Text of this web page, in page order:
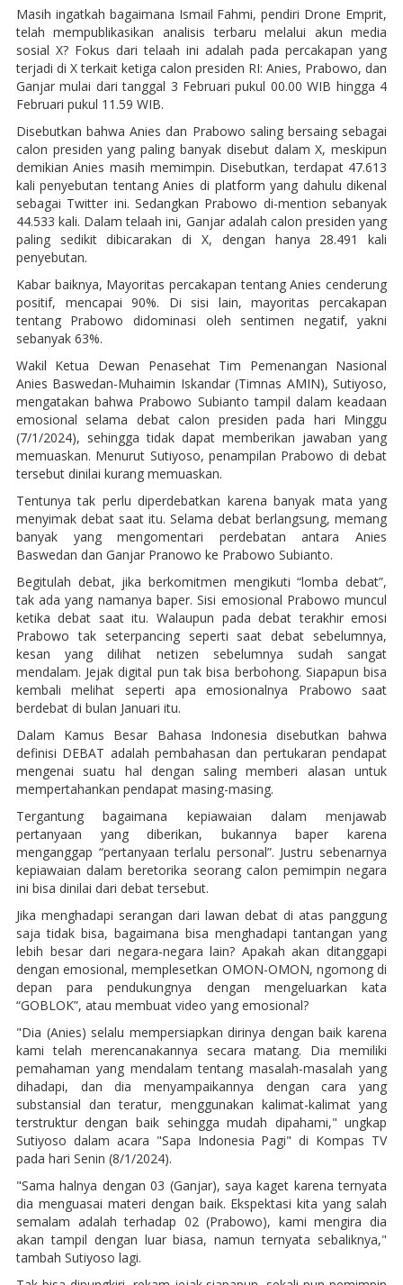
Masih ingatkah bagaimana Ismail Fahmi, pendiri Drone Emprit,
telah mempublikasikan analisis terbaru melalui akun media
sosial X? Fokus dari telaah ini adalah pada percakapan yang
terjadi di X terkait ketiga calon presiden RI: Anies, Prabowo, dan
Ganjar mulai dari tanggal 3 Februari pukul 00.00 WIB hingga 4
Februari pukul 11.59 WIB.
Disebutkan bahwa Anies dan Prabowo saling bersaing sebagai
calon presiden yang paling banyak disebut dalam X, meskipun
demikian Anies masih memimpin. Disebutkan, terdapat 47.613
kali penyebutan tentang Anies di platform yang dahulu dikenal
sebagai Twitter ini. Sedangkan Prabowo di-mention sebanyak
44.533 kali. Dalam telaah ini, Ganjar adalah calon presiden yang
paling sedikit dibicarakan di X, dengan hanya 28.491 kali
penyebutan.
Kabar baiknya, Mayoritas percakapan tentang Anies cenderung
positif, mencapai 90%. Di sisi lain, mayoritas percakapan
tentang Prabowo didominasi oleh sentimen negatif, yakni
sebanyak 63%.
Wakil Ketua Dewan Penasehat Tim Pemenangan Nasional
Anies Baswedan-Muhaimin Iskandar (Timnas AMIN), Sutiyoso,
mengatakan bahwa Prabowo Subianto tampil dalam keadaan
emosional selama debat calon presiden pada hari Minggu
(7/1/2024), sehingga tidak dapat memberikan jawaban yang
memuaskan. Menurut Sutiyoso, penampilan Prabowo di debat
tersebut dinilai kurang memuaskan.
Tentunya tak perlu diperdebatkan karena banyak mata yang
menyimak debat saat itu. Selama debat berlangsung, memang
banyak yang mengomentari perdebatan antara Anies
Baswedan dan Ganjar Pranowo ke Prabowo Subianto.
Begitulah debat, jika berkomitmen mengikuti “lomba debat”,
tak ada yang namanya baper. Sisi emosional Prabowo muncul
ketika debat saat itu. Walaupun pada debat terakhir emosi
Prabowo tak seterpancing seperti saat debat sebelumnya,
kesan yang dilihat netizen sebelumnya sudah sangat
mendalam. Jejak digital pun tak bisa berbohong. Siapapun bisa
kembali melihat seperti apa emosionalnya Prabowo saat
berdebat di bulan Januari itu.
Dalam Kamus Besar Bahasa Indonesia disebutkan bahwa
definisi DEBAT adalah pembahasan dan pertukaran pendapat
mengenai suatu hal dengan saling memberi alasan untuk
mempertahankan pendapat masing-masing.
Tergantung bagaimana kepiawaian dalam menjawab
pertanyaan yang diberikan, bukannya baper karena
menganggap “pertanyaan terlalu personal”. Justru sebenarnya
kepiawaian dalam beretorika seorang calon pemimpin negara
ini bisa dinilai dari debat tersebut.
Jika menghadapi serangan dari lawan debat di atas panggung
saja tidak bisa, bagaimana bisa menghadapi tantangan yang
lebih besar dari negara-negara lain? Apakah akan ditanggapi
dengan emosional, memplesetkan OMON-OMON, ngomong di
depan para pendukungnya dengan mengeluarkan kata
“GOBLOK”, atau membuat video yang emosional?
"Dia (Anies) selalu mempersiapkan dirinya dengan baik karena
kami telah merencanakannya secara matang. Dia memiliki
pemahaman yang mendalam tentang masalah-masalah yang
dihadapi, dan dia menyampaikannya dengan cara yang
substansial dan teratur, menggunakan kalimat-kalimat yang
terstruktur dengan baik sehingga mudah dipahami," ungkap
Sutiyoso dalam acara "Sapa Indonesia Pagi" di Kompas TV
pada hari Senin (8/1/2024).
"Sama halnya dengan 03 (Ganjar), saya kaget karena ternyata
dia menguasai materi dengan baik. Ekspektasi kita yang salah
semalam adalah terhadap 02 (Prabowo), kami mengira dia
akan tampil dengan luar biasa, namun ternyata sebaliknya,"
tambah Sutiyoso lagi.